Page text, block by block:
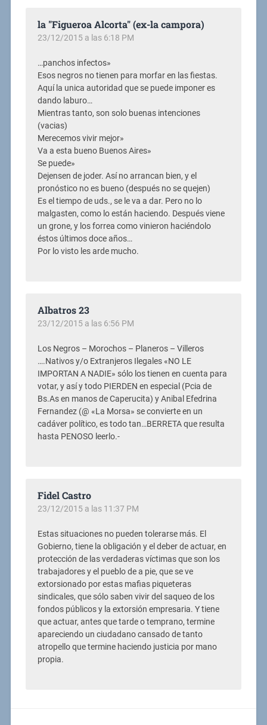
la "Figueroa Alcorta" (ex-la campora)
23/12/2015 a las 6:18 PM
…panchos infectos»
Esos negros no tienen para morfar en las fiestas.
Aquí la unica autoridad que se puede imponer es
dando laburo…
Mientras tanto, son solo buenas intenciones
(vacias)
Merecemos vivir mejor»
Va a esta bueno Buenos Aires»
Se puede»
Dejensen de joder. Así no arrancan bien, y el
pronóstico no es bueno (después no se quejen)
Es el tiempo de uds., se le va a dar. Pero no lo
malgasten, como lo están haciendo. Después viene
un grone, y los forrea como vinieron haciéndolo
éstos últimos doce años…
Por lo visto les arde mucho.
Albatros 23
23/12/2015 a las 6:56 PM
Los Negros – Morochos – Planeros – Villeros
….Nativos y/o Extranjeros Ilegales «NO LE
IMPORTAN A NADIE» sólo los tienen en cuenta para
votar, y así y todo PIERDEN en especial (Pcia de
Bs.As en manos de Caperucita) y Anibal Efedrina
Fernandez (@ «La Morsa» se convierte en un
cadáver político, es todo tan…BERRETA que resulta
hasta PENOSO leerlo.-
Fidel Castro
23/12/2015 a las 11:37 PM
Estas situaciones no pueden tolerarse más. El
Gobierno, tiene la obligación y el deber de actuar, en
protección de las verdaderas víctimas que son los
trabajadores y el pueblo de a pie, que se ve
extorsionado por estas mafias piqueteras
sindicales, que sólo saben vivir del saqueo de los
fondos públicos y la extorsión empresaria. Y tiene
que actuar, antes que tarde o temprano, termine
apareciendo un ciudadano cansado de tanto
atropello que termine haciendo justicia por mano
propia.